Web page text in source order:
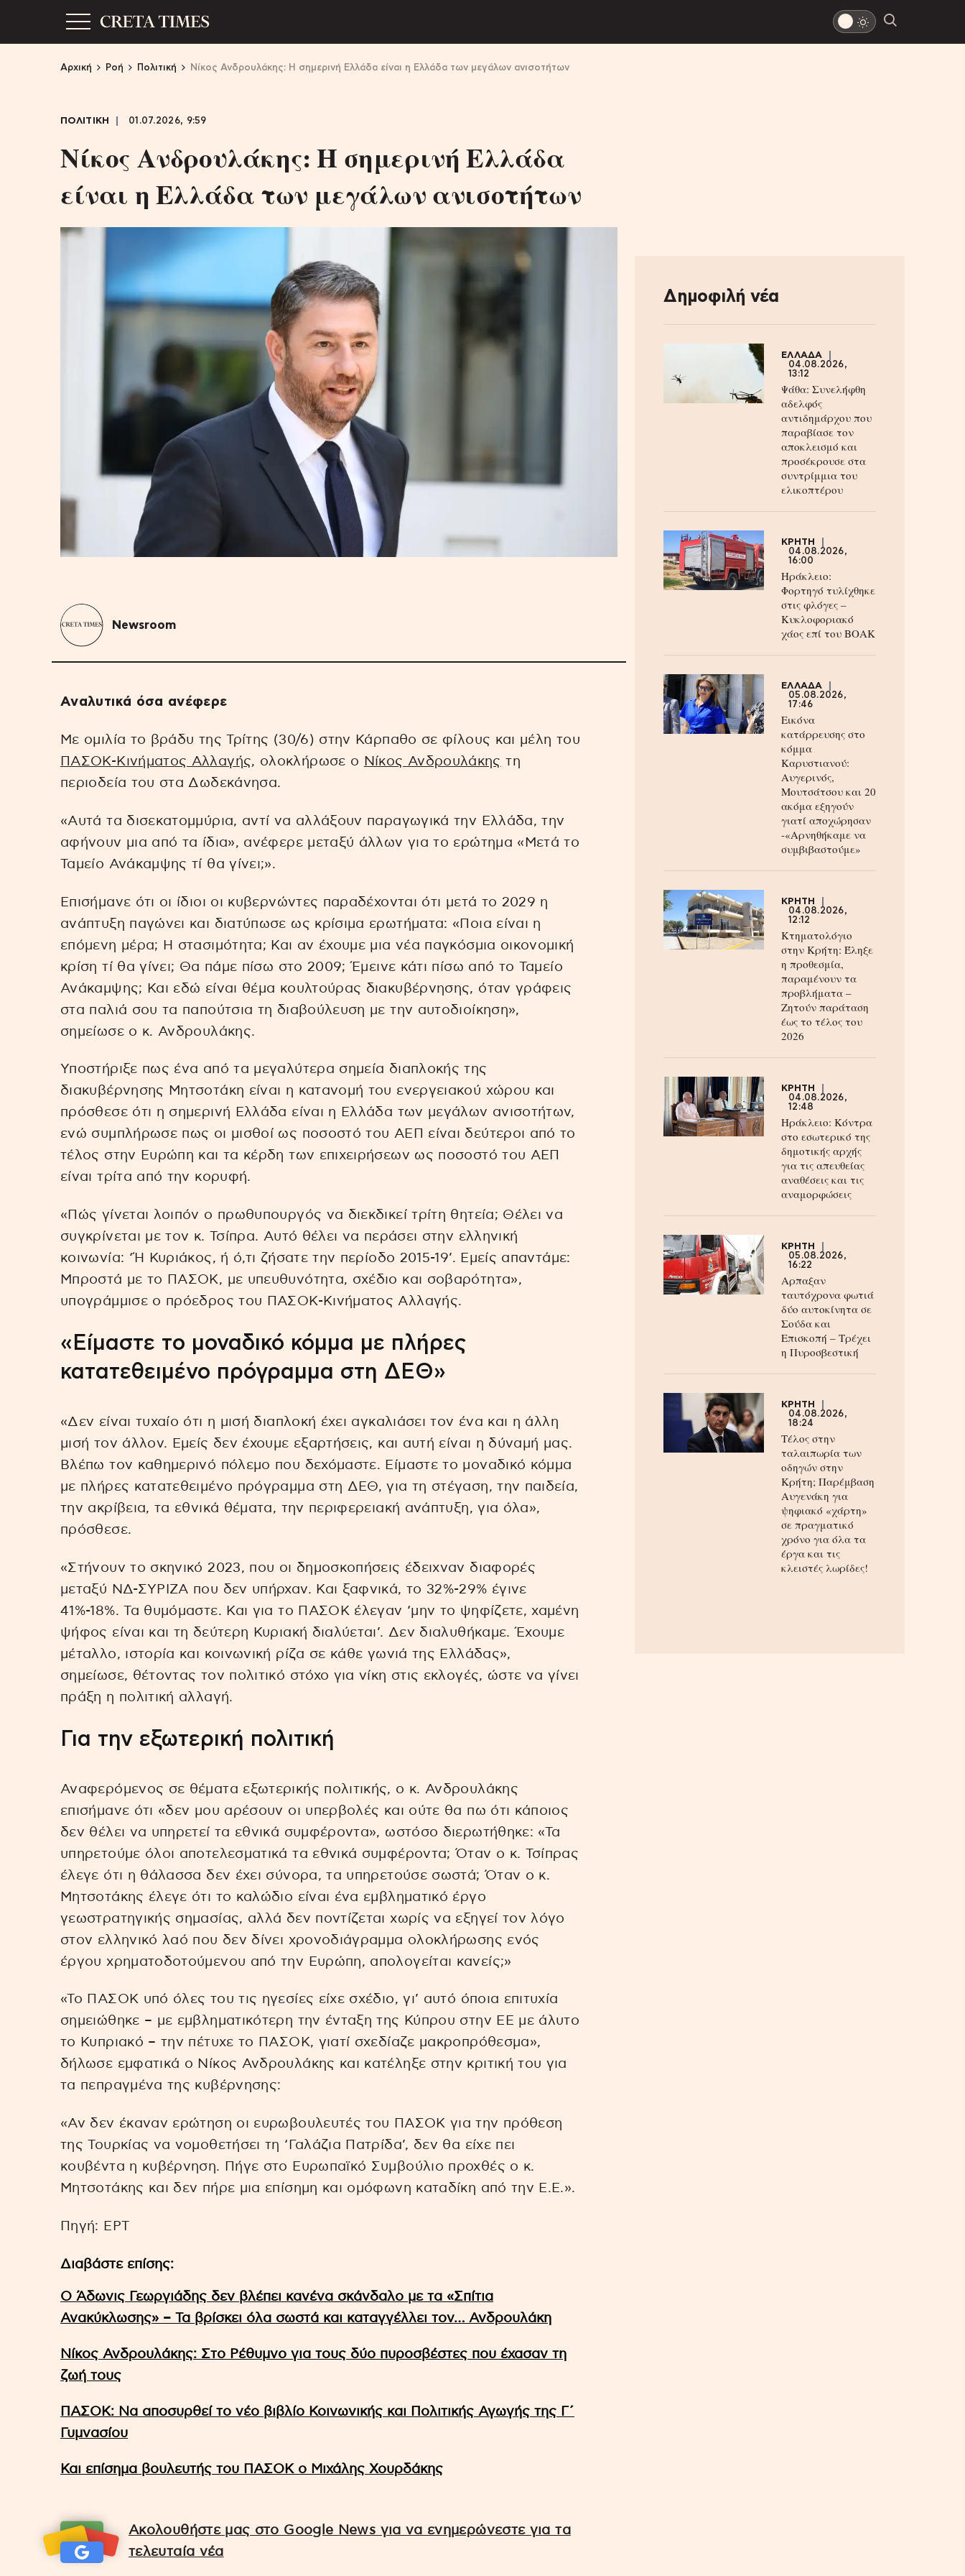
Αρχική Ροή Πολιτική Νίκος Ανδρουλάκης: Η σημερινή Ελλάδα είναι η Ελλάδα των μεγάλων ανισοτήτων
ΠΟΛΙΤΙΚΗ 01.07.2026, 9:59
Νίκος Ανδρουλάκης: Η σημερινή Ελλάδα
είναι η Ελλάδα των μεγάλων ανισοτήτων
Newsroom
Αναλυτικά όσα ανέφερε
Με ομιλία το βράδυ της Τρίτης (30/6) στην Κάρπαθο σε φίλους και μέλη του
ΠΑΣΟΚ-Κινήματος Αλλαγής, ολοκλήρωσε ο Νίκος Ανδρουλάκης τη
περιοδεία του στα Δωδεκάνησα.
«Αυτά τα δισεκατομμύρια, αντί να αλλάξουν παραγωγικά την Ελλάδα, την
αφήνουν μια από τα ίδια», ανέφερε μεταξύ άλλων για το ερώτημα «Μετά το
Ταμείο Ανάκαμψης τί θα γίνει;».
Επισήμανε ότι οι ίδιοι οι κυβερνώντες παραδέχονται ότι μετά το 2029 η
ανάπτυξη παγώνει και διατύπωσε ως κρίσιμα ερωτήματα: «Ποια είναι η
επόμενη μέρα; Η στασιμότητα; Και αν έχουμε μια νέα παγκόσμια οικονομική
κρίση τί θα γίνει; Θα πάμε πίσω στο 2009; Έμεινε κάτι πίσω από το Ταμείο
Ανάκαμψης; Και εδώ είναι θέμα κουλτούρας διακυβέρνησης, όταν γράφεις
στα παλιά σου τα παπούτσια τη διαβούλευση με την αυτοδιοίκηση»,
σημείωσε ο κ. Ανδρουλάκης.
Υποστήριξε πως ένα από τα μεγαλύτερα σημεία διαπλοκής της
διακυβέρνησης Μητσοτάκη είναι η κατανομή του ενεργειακού χώρου και
πρόσθεσε ότι η σημερινή Ελλάδα είναι η Ελλάδα των μεγάλων ανισοτήτων,
ενώ συμπλήρωσε πως οι μισθοί ως ποσοστό του ΑΕΠ είναι δεύτεροι από το
τέλος στην Ευρώπη και τα κέρδη των επιχειρήσεων ως ποσοστό του ΑΕΠ
είναι τρίτα από την κορυφή.
«Πώς γίνεται λοιπόν ο πρωθυπουργός να διεκδικεί τρίτη θητεία; Θέλει να
συγκρίνεται με τον κ. Τσίπρα. Αυτό θέλει να περάσει στην ελληνική
κοινωνία: ‘Ή Κυριάκος, ή ό,τι ζήσατε την περίοδο 2015-19’. Εμείς απαντάμε:
Μπροστά με το ΠΑΣΟΚ, με υπευθυνότητα, σχέδιο και σοβαρότητα»,
υπογράμμισε ο πρόεδρος του ΠΑΣΟΚ-Κινήματος Αλλαγής.
«Είμαστε το μοναδικό κόμμα με πλήρες
κατατεθειμένο πρόγραμμα στη ΔΕΘ»
«Δεν είναι τυχαίο ότι η μισή διαπλοκή έχει αγκαλιάσει τον ένα και η άλλη
μισή τον άλλον. Εμείς δεν έχουμε εξαρτήσεις, και αυτή είναι η δύναμή μας.
Βλέπω τον καθημερινό πόλεμο που δεχόμαστε. Είμαστε το μοναδικό κόμμα
με πλήρες κατατεθειμένο πρόγραμμα στη ΔΕΘ, για τη στέγαση, την παιδεία,
την ακρίβεια, τα εθνικά θέματα, την περιφερειακή ανάπτυξη, για όλα»,
πρόσθεσε.
«Στήνουν το σκηνικό 2023, που οι δημοσκοπήσεις έδειχναν διαφορές
μεταξύ ΝΔ-ΣΥΡΙΖΑ που δεν υπήρχαν. Και ξαφνικά, το 32%-29% έγινε
41%-18%. Τα θυμόμαστε. Και για το ΠΑΣΟΚ έλεγαν ‘μην το ψηφίζετε, χαμένη
ψήφος είναι και τη δεύτερη Κυριακή διαλύεται’. Δεν διαλυθήκαμε. Έχουμε
μέταλλο, ιστορία και κοινωνική ρίζα σε κάθε γωνιά της Ελλάδας»,
σημείωσε, θέτοντας τον πολιτικό στόχο για νίκη στις εκλογές, ώστε να γίνει
πράξη η πολιτική αλλαγή.
Για την εξωτερική πολιτική
Αναφερόμενος σε θέματα εξωτερικής πολιτικής, ο κ. Ανδρουλάκης
επισήμανε ότι «δεν μου αρέσουν οι υπερβολές και ούτε θα πω ότι κάποιος
δεν θέλει να υπηρετεί τα εθνικά συμφέροντα», ωστόσο διερωτήθηκε: «Τα
υπηρετούμε όλοι αποτελεσματικά τα εθνικά συμφέροντα; Όταν ο κ. Τσίπρας
έλεγε ότι η θάλασσα δεν έχει σύνορα, τα υπηρετούσε σωστά; Όταν ο κ.
Μητσοτάκης έλεγε ότι το καλώδιο είναι ένα εμβληματικό έργο
γεωστρατηγικής σημασίας, αλλά δεν ποντίζεται χωρίς να εξηγεί τον λόγο
στον ελληνικό λαό που δεν δίνει χρονοδιάγραμμα ολοκλήρωσης ενός
έργου χρηματοδοτούμενου από την Ευρώπη, απολογείται κανείς;»
«Το ΠΑΣΟΚ υπό όλες του τις ηγεσίες είχε σχέδιο, γι’ αυτό όποια επιτυχία
σημειώθηκε – με εμβληματικότερη την ένταξη της Κύπρου στην ΕΕ με άλυτο
το Κυπριακό – την πέτυχε το ΠΑΣΟΚ, γιατί σχεδίαζε μακροπρόθεσμα»,
δήλωσε εμφατικά ο Νίκος Ανδρουλάκης και κατέληξε στην κριτική του για
τα πεπραγμένα της κυβέρνησης:
«Αν δεν έκαναν ερώτηση οι ευρωβουλευτές του ΠΑΣΟΚ για την πρόθεση
της Τουρκίας να νομοθετήσει τη ‘Γαλάζια Πατρίδα’, δεν θα είχε πει
κουβέντα η κυβέρνηση. Πήγε στο Ευρωπαϊκό Συμβούλιο προχθές ο κ.
Μητσοτάκης και δεν πήρε μια επίσημη και ομόφωνη καταδίκη από την Ε.Ε.».
Πηγή: EΡΤ
Διαβάστε επίσης:
Ο Άδωνις Γεωργιάδης δεν βλέπει κανένα σκάνδαλο με τα «Σπίτια
Ανακύκλωσης» – Τα βρίσκει όλα σωστά και καταγγέλλει τον… Ανδρουλάκη
Νίκος Ανδρουλάκης: Στο Ρέθυμνο για τους δύο πυροσβέστες που έχασαν τη
ζωή τους
ΠΑΣΟΚ: Να αποσυρθεί το νέο βιβλίο Κοινωνικής και Πολιτικής Αγωγής της Γ΄
Γυμνασίου
Και επίσημα βουλευτής του ΠΑΣΟΚ ο Μιχάλης Χουρδάκης
Ακολουθήστε μας στο Google News για να ενημερώνεστε για τα
τελευταία νέα
Δημοφιλή νέα
ΕΛΛΑΔΑ
04.08.2026,
13:12
Ψάθα: Συνελήφθη
αδελφός
αντιδημάρχου που
παραβίασε τον
αποκλεισμό και
προσέκρουσε στα
συντρίμμια του
ελικοπτέρου
ΚΡΗΤΗ
04.08.2026,
16:00
Ηράκλειο:
Φορτηγό τυλίχθηκε
στις φλόγες –
Κυκλοφοριακό
χάος επί του ΒΟΑΚ
ΕΛΛΑΔΑ
05.08.2026,
17:46
Εικόνα
κατάρρευσης στο
κόμμα
Καρυστιανού:
Αυγερινός,
Μουτσάτσου και 20
ακόμα εξηγούν
γιατί αποχώρησαν
-«Αρνηθήκαμε να
συμβιβαστούμε»
ΚΡΗΤΗ
04.08.2026,
12:12
Κτηματολόγιο
στην Κρήτη: Έληξε
η προθεσμία,
παραμένουν τα
προβλήματα –
Ζητούν παράταση
έως το τέλος του
2026
ΚΡΗΤΗ
04.08.2026,
12:48
Ηράκλειο: Κόντρα
στο εσωτερικό της
δημοτικής αρχής
για τις απευθείας
αναθέσεις και τις
αναμορφώσεις
ΚΡΗΤΗ
05.08.2026,
16:22
Αρπαξαν
ταυτόχρονα φωτιά
δύο αυτοκίνητα σε
Σούδα και
Επισκοπή – Τρέχει
η Πυροσβεστική
ΚΡΗΤΗ
04.08.2026,
18:24
Τέλος στην
ταλαιπωρία των
οδηγών στην
Κρήτη; Παρέμβαση
Αυγενάκη για
ψηφιακό «χάρτη»
σε πραγματικό
χρόνο για όλα τα
έργα και τις
κλειστές λωρίδες!